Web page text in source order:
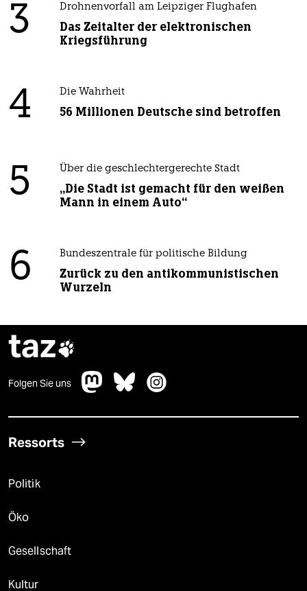
3 Drohnenvorfall am Leipziger Flughafen
Das Zeitalter der elektronischen
Kriegsführung
4 Die Wahrheit
56 Millionen Deutsche sind betroffen
5 Über die geschlechtergerechte Stadt
„Die Stadt ist gemacht für den weißen
Mann in einem Auto“
6 Bundeszentrale für politische Bildung
Zurück zu den antikommunistischen
Wurzeln
taz
Folgen Sie uns
Ressorts
Politik
Öko
Gesellschaft
Kultur